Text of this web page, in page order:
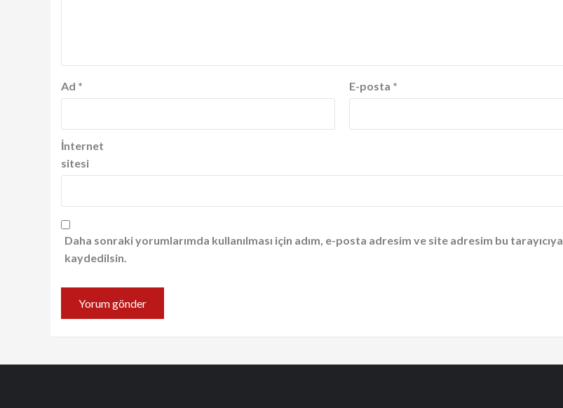
Ad * E-posta *
İnternet
sitesi
Daha sonraki yorumlarımda kullanılması için adım, e-posta adresim ve site adresim bu tarayıcıya
kaydedilsin.